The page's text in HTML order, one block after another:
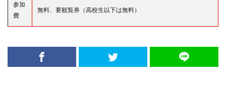
参加
費
無料、要観覧券（高校生以下は無料）